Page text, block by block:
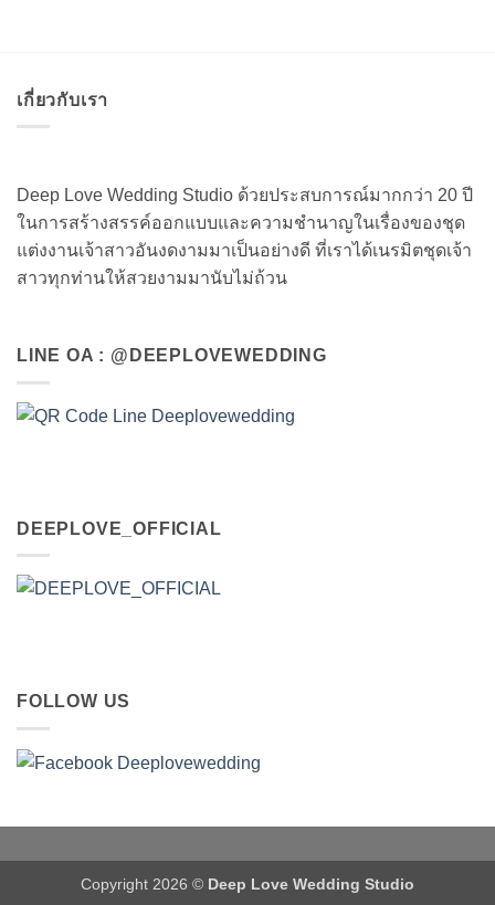
เกี่ยวกับเรา
Deep Love Wedding Studio ด้วยประสบการณ์มากกว่า 20 ปี
ในการสร้างสรรค์ออกแบบและความชำนาญในเรื่องของชุด
แต่งงานเจ้าสาวอันงดงามมาเป็นอย่างดี ที่เราได้เนรมิตชุดเจ้า
สาวทุกท่านให้สวยงามมานับไม่ถ้วน
LINE OA : @DEEPLOVEWEDDING
DEEPLOVE_OFFICIAL
FOLLOW US
Copyright 2026 © Deep Love Wedding Studio